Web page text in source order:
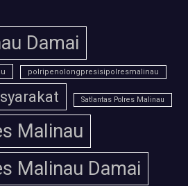
Damai
polripenolongpresisipolresmalinau
Satlantas Polres Malinau
Malinau
Malinau Damai